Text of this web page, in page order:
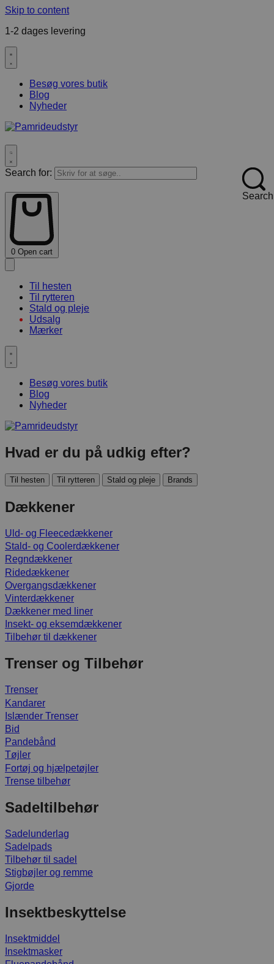
Skip to content
1-2 dages levering
Besøg vores butik
Blog
Nyheder
Search for:
Search
0 Open cart
Til hesten
Til rytteren
Stald og pleje
Udsalg
Mærker
Besøg vores butik
Blog
Nyheder
Hvad er du på udkig efter?
Til hesten Til rytteren Stald og pleje Brands
Dækkener
Uld- og Fleecedækkener
Stald- og Coolerdækkener
Regndækkener
Ridedækkener
Overgangsdækkener
Vinterdækkener
Dækkener med liner
Insekt- og eksemdækkener
Tilbehør til dækkener
Trenser og Tilbehør
Trenser
Kandarer
Islænder Trenser
Bid
Pandebånd
Tøjler
Fortøj og hjælpetøjler
Trense tilbehør
Sadeltilbehør
Sadelunderlag
Sadelpads
Tilbehør til sadel
Stigbøjler og remme
Gjorde
Insektbeskyttelse
Insektmiddel
Insektmasker